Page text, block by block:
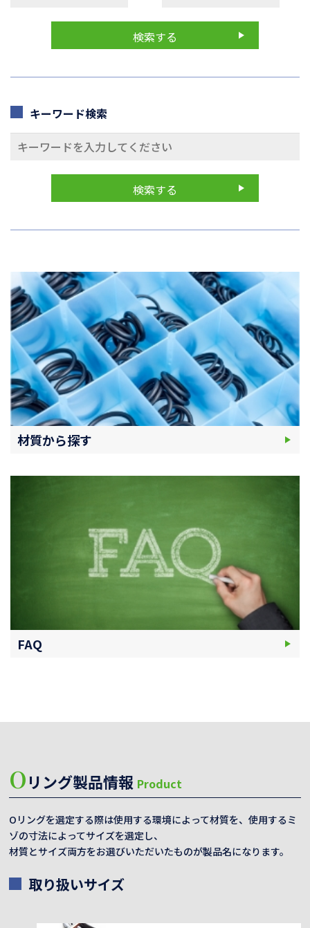
キーワード検索
材質から探す
FAQ
Oリング製品情報 Product
Oリングを選定する際は使用する環境によって材質を、使用するミ
ゾの寸法によってサイズを選定し、
材質とサイズ両方をお選びいただいたものが製品名になります。
取り扱いサイズ